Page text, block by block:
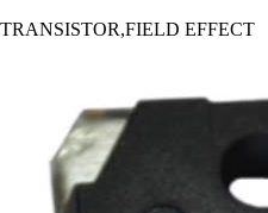
TRANSISTOR,FIELD EFFECT